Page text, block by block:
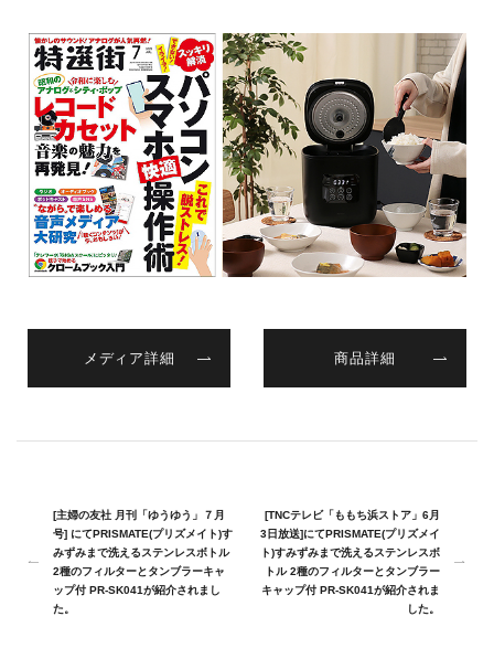
メディア詳細 商品詳細
[主婦の友社 月刊「ゆうゆう」７月
号] にてPRISMATE(プリズメイト)す
みずみまで洗えるステンレスボトル
2種のフィルターとタンブラーキャ
ップ付 PR-SK041が紹介されまし
た。
[TNCテレビ「ももち浜ストア」6月
3日放送]にてPRISMATE(プリズメイ
ト)すみずみまで洗えるステンレスボ
トル 2種のフィルターとタンブラー
キャップ付 PR-SK041が紹介されま
した。